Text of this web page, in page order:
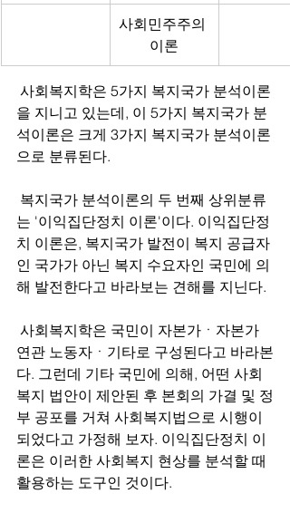
사회민주주의
이론
을 지니고 있는데, 이 5가지 복지국가 분
석이론은 크게 3가지 복지국가 분석이론
으로 분류된다.
는 '이익집단정치 이론'이다. 이익집단정
치 이론은, 복지국가 발전이 복지 공급자
인 국가가 아닌 복지 수요자인 국민에 의
해 발전한다고 바라보는 견해를 지닌다.
연관 노동자ㆍ기타로 구성된다고 바라본
다. 그런데 기타 국민에 의해, 어떤 사회
복지 법안이 제안된 후 본회의 가결 및 정
부 공포를 거쳐 사회복지법으로 시행이
되었다고 가정해 보자. 이익집단정치 이
론은 이러한 사회복지 현상를 분석할 때
활용하는 도구인 것이다.